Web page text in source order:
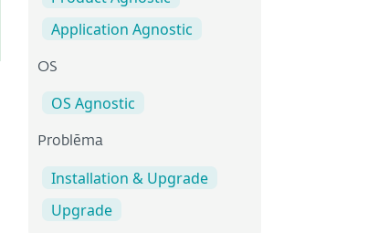
Application Agnostic
OS
OS Agnostic
Problēma
Installation & Upgrade
Upgrade